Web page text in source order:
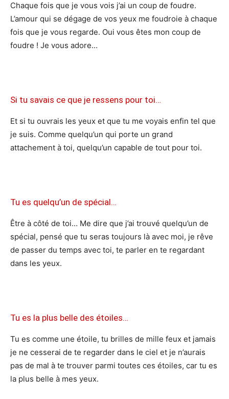
Chaque fois que je vous vois j’ai un coup de foudre.
L’amour qui se dégage de vos yeux me foudroie à chaque
fois que je vous regarde. Oui vous êtes mon coup de
foudre ! Je vous adore…
Si tu savais ce que je ressens pour toi…
Et si tu ouvrais les yeux et que tu me voyais enfin tel que
je suis. Comme quelqu’un qui porte un grand
attachement à toi, quelqu’un capable de tout pour toi.
Tu es quelqu’un de spécial…
Être à côté de toi… Me dire que j’ai trouvé quelqu’un de
spécial, pensé que tu seras toujours là avec moi, je rêve
de passer du temps avec toi, te parler en te regardant
dans les yeux.
Tu es la plus belle des étoiles…
Tu es comme une étoile, tu brilles de mille feux et jamais
je ne cesserai de te regarder dans le ciel et je n’aurais
pas de mal à te trouver parmi toutes ces étoiles, car tu es
la plus belle à mes yeux.